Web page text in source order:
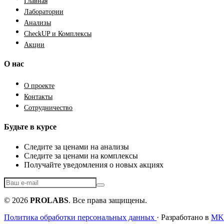
Лаборатории
Анализы
CheckUP и Комплексы
Акции
О нас
О проекте
Контакты
Сотрудничество
Будьте в курсе
Следите за ценами на анализы
Следите за ценами на комплексы
Получайте уведомления о новых акциях
© 2026 PROLABS. Все права защищены.
Политика обработки персональных данных · Разработано в